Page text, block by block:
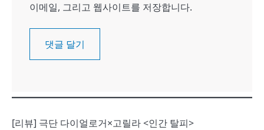
이메일, 그리고 웹사이트를 저장합니다.
[리뷰] 극단 다이얼로거×고릴라 <인간 탈피>